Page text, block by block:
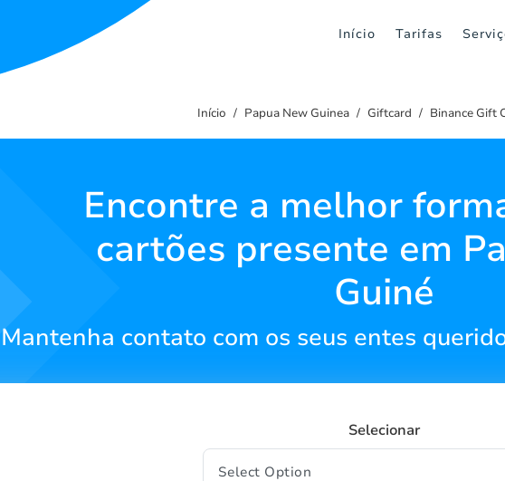
Início Tarifas
Início Papua New Guinea Giftcard Binance Gift
Encontre a melhor
cartões presente em
Guiné
Mantenha contato com os seus entes
Selecionar